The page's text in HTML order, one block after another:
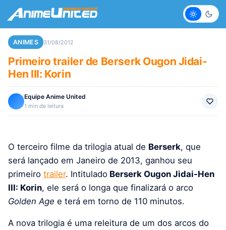
Claro
ANIMES 31/08/2012
Primeiro trailer de Berserk Ougon Jidai-
Hen III: Korin
Equipe Anime United
1 min de leitura
O terceiro filme da trilogia atual de Berserk, que
será lançado em Janeiro de 2013, ganhou seu
primeiro trailer. Intitulado Berserk Ougon Jidai-Hen
III: Korin, ele será o longa que finalizará o arco
Golden Age e terá em torno de 110 minutos.
A nova trilogia é uma releitura de um dos arcos do